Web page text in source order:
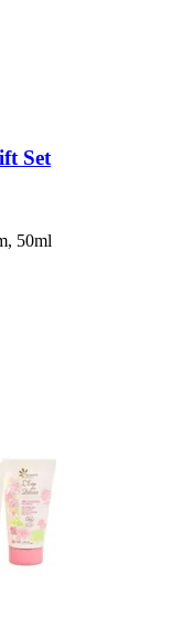
Set
50ml